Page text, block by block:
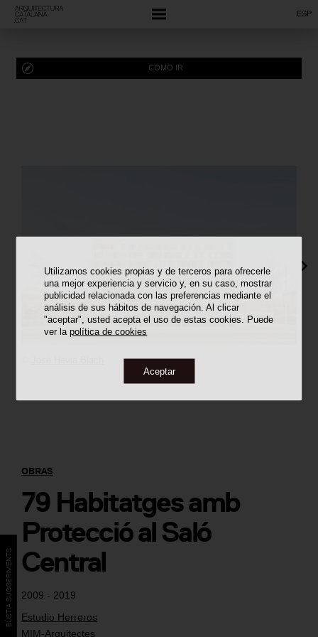
Utilizamos cookies propias y de terceros para ofrecerle
una mejor experiencia y servicio y, en su caso, mostrar
publicidad relacionada con las preferencias mediante el
análisis de sus hábitos de navegación. Al clicar
"aceptar", usted acepta el uso de estas cookies. Puede
ver lapolítica de cookies
Aceptar
ESP
2009 - 2019
Estudio Herreros
MIM-Arquitectes
OBRAS
79 Habitatges amb
Protecció al Saló
Central
COMO IR
BÚSTIA SUGGERIMENTS